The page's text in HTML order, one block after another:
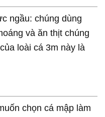
ngầu: chúng dùng
và ăn thịt chúng
loài cá 3m này là
chọn cá mập làm